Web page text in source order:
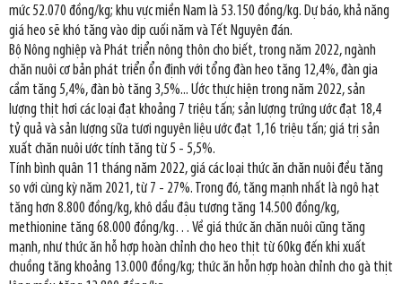
mức 52.070 đồng/kg; khu vực miền Nam là 53.150 đồng/kg. Dự báo, khả năng
giá heo sẽ khó tăng vào dịp cuối năm và Tết Nguyên đán.
Bộ Nông nghiệp và Phát triển nông thôn cho biết, trong năm 2022, ngành
chăn nuôi cơ bản phát triển ổn định với tổng đàn heo tăng 12,4%, đàn gia
cầm tăng 5,4%, đàn bò tăng 3,5%... Ước thực hiện trong năm 2022, sản
lượng thịt hơi các loại đạt khoảng 7 triệu tấn; sản lượng trứng ước đạt 18,4
tỷ quả và sản lượng sữa tươi nguyên liệu ước đạt 1,16 triệu tấn; giá trị sản
xuất chăn nuôi ước tính tăng từ 5 - 5,5%.
Tính bình quân 11 tháng năm 2022, giá các loại thức ăn chăn nuôi đều tăng
so với cùng kỳ năm 2021, từ 7 - 27%. Trong đó, tăng mạnh nhất là ngô hạt
tăng hơn 8.800 đồng/kg, khô dầu đậu tương tăng 14.500 đồng/kg,
methionine tăng 68.000 đồng/kg… Về giá thức ăn chăn nuôi cũng tăng
mạnh, như thức ăn hỗ hợp hoàn chỉnh cho heo thịt từ 60kg đến khi xuất
chuồng tăng khoảng 13.000 đồng/kg; thức ăn hỗn hợp hoàn chỉnh cho gà thịt